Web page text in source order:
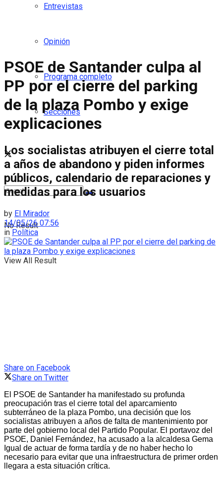
Entrevistas
Opinión
Programa completo
Secciones
No Result
View All Result
PSOE de Santander culpa al
PP por el cierre del parking
de la plaza Pombo y exige
explicaciones
Los socialistas atribuyen el cierre total
a años de abandono y piden informes
públicos, calendario de reparaciones y
medidas para los usuarios
by El Mirador
14/05/26 07:56
in Política
Share on Facebook
Share on Twitter
El PSOE de Santander ha manifestado su profunda
preocupación tras el cierre total del aparcamiento
subterráneo de la plaza Pombo, una decisión que los
socialistas atribuyen a años de falta de mantenimiento por
parte del gobierno local del Partido Popular. El portavoz del
PSOE, Daniel Fernández, ha acusado a la alcaldesa Gema
Igual de actuar de forma tardía y de no haber hecho lo
necesario para evitar que una infraestructura de primer orden
llegara a esta situación crítica.